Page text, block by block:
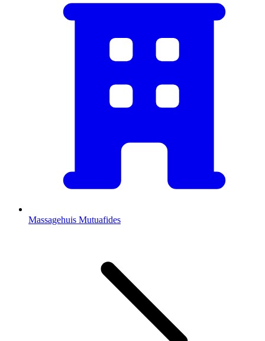
Massagehuis Mutuafides